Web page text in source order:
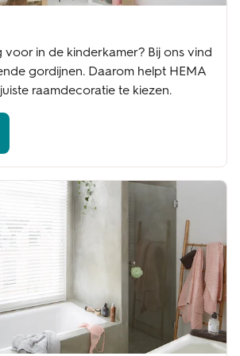
voor in de kinderkamer? Bij ons vind
gordijnen. Daarom helpt HEMA
raamdecoratie te kiezen.